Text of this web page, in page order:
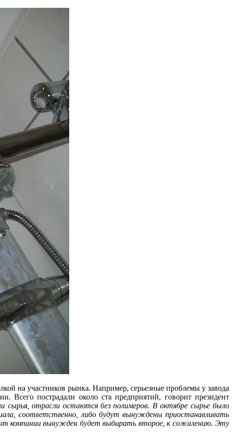
на участников рынка. Например, серьезные проблемы у завода
Всего пострадали около ста предприятий, говорит президент
сырья, отрасли остаются без полимеров. В октябре сырье было
соответственно, либо будут вынуждены приостанавливать
компании вынужден будет выбирать второе, к сожалению. Эту